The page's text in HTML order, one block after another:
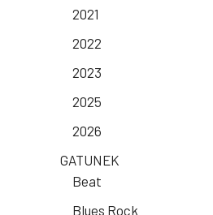
2021
2022
2023
2025
2026
GATUNEK
Beat
Blues Rock